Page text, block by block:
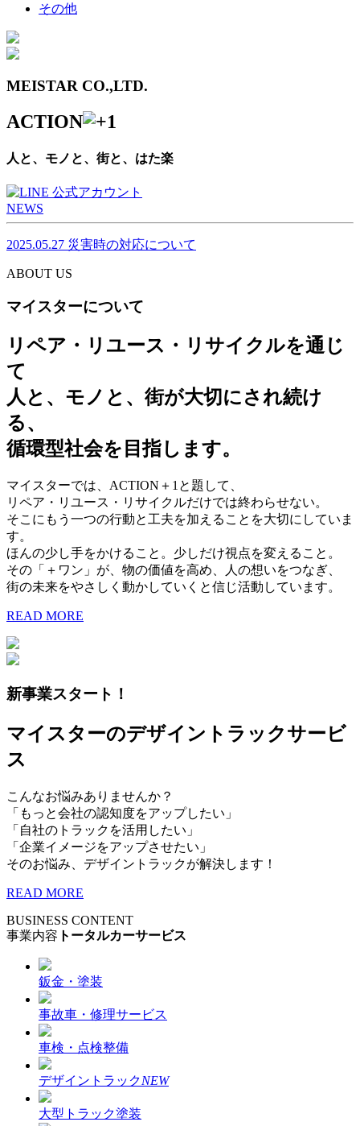
その他
MEISTAR CO.,LTD.
ACTION
人と、モノと、街と、はた楽
NEWS
2025.05.27 災害時の対応について
ABOUT US
マイスターについて
リペア・リユース・リサイクルを通じ
て
人と、モノと、街が大切にされ続け
る、
循環型社会を目指します。
マイスターでは、ACTION＋1と題して、
リペア・リユース・リサイクルだけでは終わらせない。
そこにもう一つの行動と工夫を加えることを大切にしていま
す。
ほんの少し手をかけること。少しだけ視点を変えること。
その「＋ワン」が、物の価値を高め、人の想いをつなぎ、
街の未来をやさしく動かしていくと信じ活動しています。
READ MORE
新事業スタート！
マイスターのデザイントラックサービ
ス
こんなお悩みありませんか？
「もっと会社の認知度をアップしたい」
「自社のトラックを活用したい」
「企業イメージをアップさせたい」
そのお悩み、デザイントラックが解決します！
READ MORE
BUSINESS CONTENT
事業内容 トータルカーサービス
鈑金・塗装
事故車・修理サービス
車検・点検整備
デザイントラックNEW
大型トラック塗装